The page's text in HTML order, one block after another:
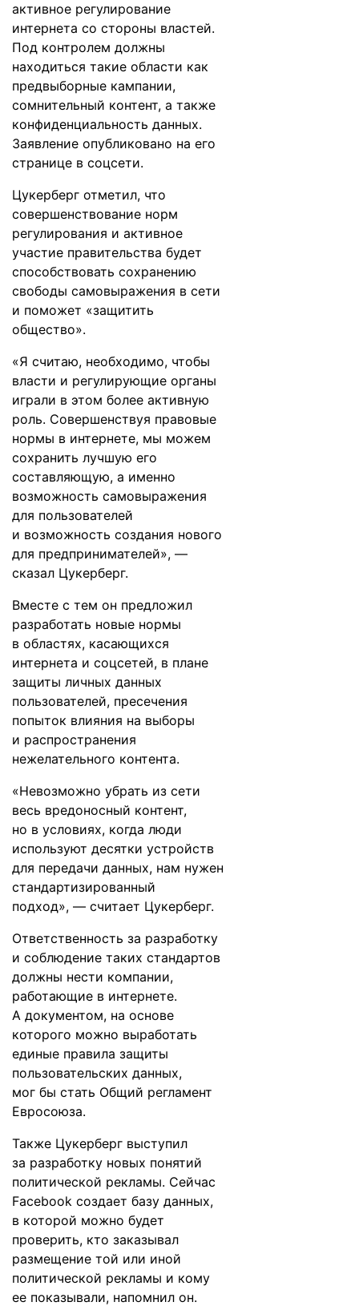
активное регулирование
интернета со стороны властей.
Под контролем должны
находиться такие области как
предвыборные кампании,
сомнительный контент, а также
конфиденциальность данных.
Заявление опубликовано на его
странице в соцсети.
Цукерберг отметил, что
совершенствование норм
регулирования и активное
участие правительства будет
способствовать сохранению
свободы самовыражения в сети
и поможет «защитить
общество».
«Я считаю, необходимо, чтобы
власти и регулирующие органы
играли в этом более активную
роль. Совершенствуя правовые
нормы в интернете, мы можем
сохранить лучшую его
составляющую, а именно
возможность самовыражения
для пользователей
и возможность создания нового
для предпринимателей», —
сказал Цукерберг.
Вместе с тем он предложил
разработать новые нормы
в областях, касающихся
интернета и соцсетей, в плане
защиты личных данных
пользователей, пресечения
попыток влияния на выборы
и распространения
нежелательного контента.
«Невозможно убрать из сети
весь вредоносный контент,
но в условиях, когда люди
используют десятки устройств
для передачи данных, нам нужен
стандартизированный
подход», — считает Цукерберг.
Ответственность за разработку
и соблюдение таких стандартов
должны нести компании,
работающие в интернете.
А документом, на основе
которого можно выработать
единые правила защиты
пользовательских данных,
мог бы стать Общий регламент
Евросоюза.
Также Цукерберг выступил
за разработку новых понятий
политической рекламы. Сейчас
Facebook создает базу данных,
в которой можно будет
проверить, кто заказывал
размещение той или иной
политической рекламы и кому
ее показывали, напомнил он.